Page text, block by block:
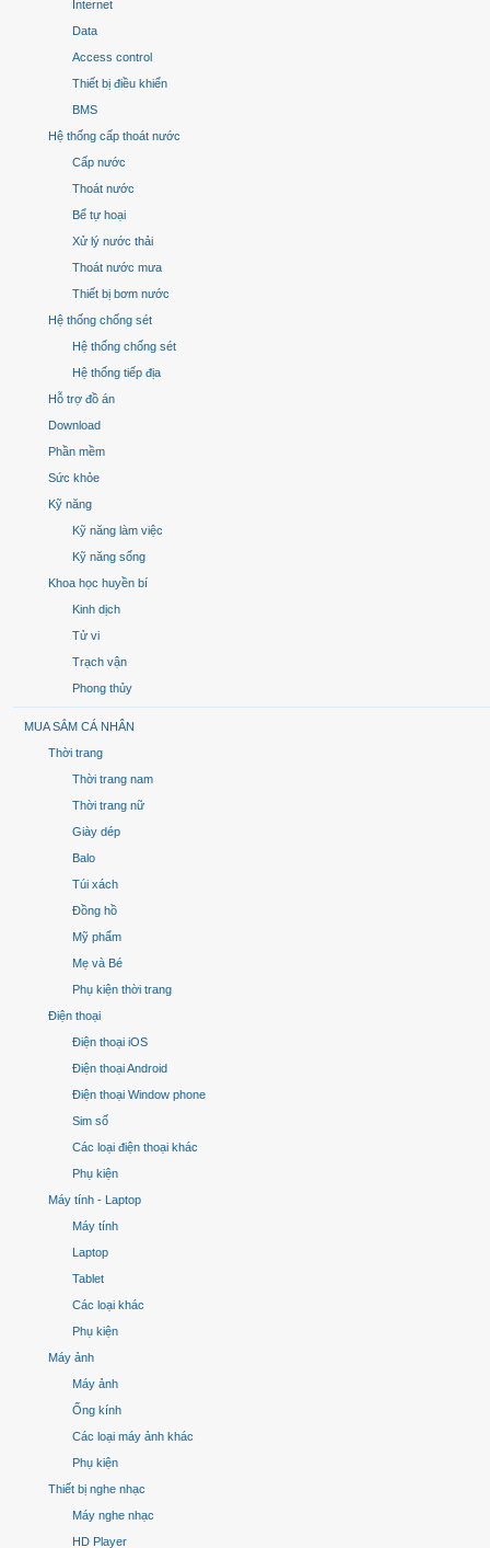
Internet
Data
Access control
Thiết bị điều khiển
BMS
Hệ thống cấp thoát nước
Cấp nước
Thoát nước
Bể tự hoại
Xử lý nước thải
Thoát nước mưa
Thiết bị bơm nước
Hệ thống chống sét
Hệ thống chống sét
Hệ thống tiếp địa
Hỗ trợ đồ án
Download
Phần mềm
Sức khỏe
Kỹ năng
Kỹ năng làm việc
Kỹ năng sống
Khoa học huyền bí
Kinh dịch
Tử vi
Trạch vận
Phong thủy
MUA SẮM CÁ NHÂN
Thời trang
Thời trang nam
Thời trang nữ
Giày dép
Balo
Túi xách
Đồng hồ
Mỹ phẩm
Mẹ và Bé
Phụ kiện thời trang
Điện thoại
Điện thoại iOS
Điện thoại Android
Điện thoại Window phone
Sim số
Các loại điện thoại khác
Phụ kiện
Máy tính - Laptop
Máy tính
Laptop
Tablet
Các loại khác
Phụ kiện
Máy ảnh
Máy ảnh
Ống kính
Các loại máy ảnh khác
Phụ kiện
Thiết bị nghe nhạc
Máy nghe nhạc
HD Player